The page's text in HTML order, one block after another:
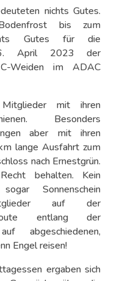
nichts Gutes.
bis zum
Gutes für die
April 2023 der
Weiden im ADAC
mit ihren
Besonders
aber mit ihren
lange Ausfahrt zum
nach Ernestgrün.
behalten. Kein
Sonnenschein
auf der
entlang der
abgeschiedenen,
Engel reisen!
ergaben sich